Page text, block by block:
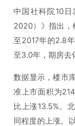
中国社科院10
2020）》指出，
至2017年的2.8
至3.0年，期房去
数据显示，楼市
准上市面积为
比上涨13.5%。
同程度的上涨。